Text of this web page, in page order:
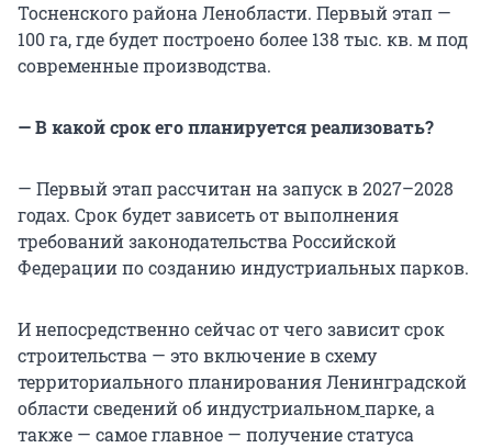
Тосненского района Ленобласти. Первый этап —
100 га, где будет построено более 138 тыс. кв. м под
современные производства.
— В какой срок его планируется реализовать?
— Первый этап рассчитан на запуск в 2027–2028
годах. Срок будет зависеть от выполнения
требований законодательства Российской
Федерации по созданию индустриальных парков.
И непосредственно сейчас от чего зависит срок
строительства — это включение в схему
территориального планирования Ленинградской
области сведений об индустриальномпарке, а
также — самое главное — получение статуса